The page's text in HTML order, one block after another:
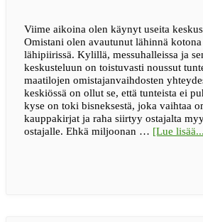
Viime aikoina olen käynyt useita
Omistani olen avautunut lähinnä
lähipiirissä. Kylillä, messuhalleissa ja
keskusteluun on toistuvasti noussut
maatilojen omistajanvaihdosten
keskiössä on ollut se, että tunteista ei
kyse on toki bisneksestä, joka vaihtaa
kauppakirjat ja raha siirtyy ostajalta
ostajalle. Ehkä miljoonan … [Lue